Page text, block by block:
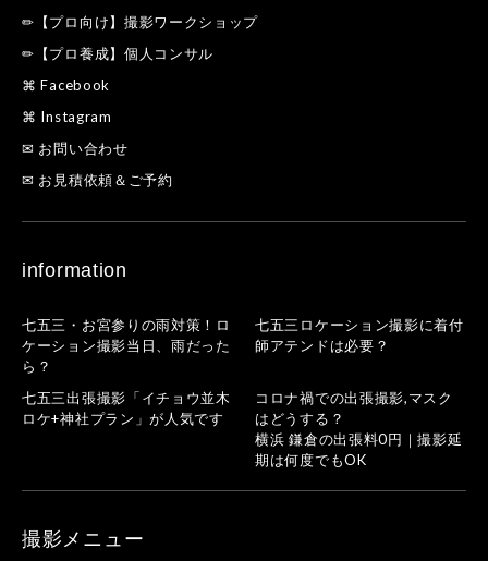
✏【プロ向け】撮影ワークショップ
✏【プロ養成】個人コンサル
⌘ Facebook
⌘ Instagram
✉ お問い合わせ
✉ お見積依頼＆ご予約
information
七五三・お宮参りの雨対策！ロ
ケーション撮影当日、雨だった
ら？
七五三ロケーション撮影に着付
師アテンドは必要？
七五三出張撮影「イチョウ並木
ロケ+神社プラン」が人気です
コロナ禍での出張撮影,マスク
はどうする？
横浜 鎌倉の出張料0円｜撮影延
期は何度でもOK
撮影メニュー